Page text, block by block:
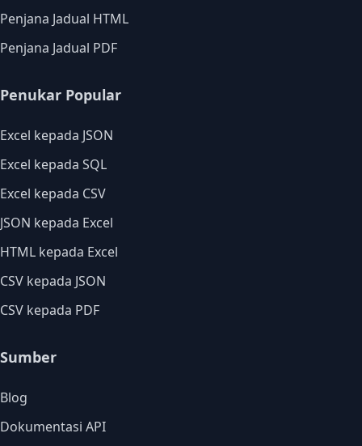
Penjana Jadual HTML
Penjana Jadual PDF
Penukar Popular
Excel kepada JSON
Excel kepada SQL
Excel kepada CSV
JSON kepada Excel
HTML kepada Excel
CSV kepada JSON
CSV kepada PDF
Sumber
Blog
Dokumentasi API